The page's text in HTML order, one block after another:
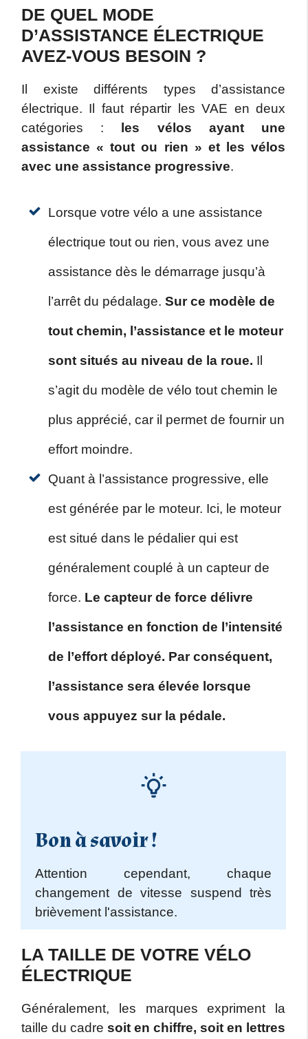
DE QUEL MODE
D’ASSISTANCE ÉLECTRIQUE
AVEZ-VOUS BESOIN ?
Il existe différents types d’assistance
électrique. Il faut répartir les VAE en deux
catégories :
les vélos ayant une
assistance « tout ou rien » et les vélos
avec une assistance progressive.
Lorsque votre vélo a une assistance
électrique tout ou rien, vous avez une
assistance dès le démarrage jusqu’à
l’arrêt du pédalage. Sur ce modèle de
tout chemin, l’assistance et le moteur
sont situés au niveau de la roue. Il
s’agit du modèle de vélo tout chemin le
plus apprécié, car il permet de fournir un
effort moindre.
Quant à l’assistance progressive, elle
est générée par le moteur. Ici, le moteur
est situé dans le pédalier qui est
généralement couplé à un capteur de
force. Le capteur de force délivre
l’assistance en fonction de l’intensité
de l’effort déployé. Par conséquent,
l’assistance sera élevée lorsque
vous appuyez sur la pédale.
Bon à savoir !
Attention cependant, chaque
changement de vitesse suspend très
brièvement l'assistance.
LA TAILLE DE VOTRE VÉLO
ÉLECTRIQUE
Généralement, les marques expriment la
taille du cadre soit en chiffre, soit en lettres